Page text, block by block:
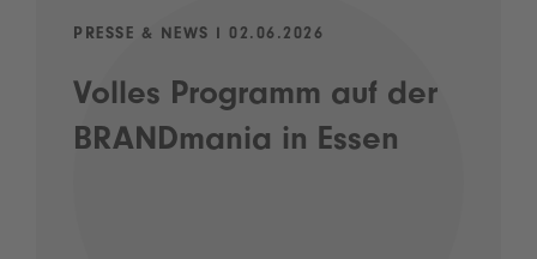
PRESSE & NEWS I 02.06.2026
Volles Programm auf der
BRANDmania in Essen